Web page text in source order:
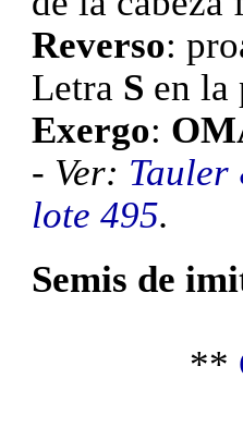
Reverso:
Letra S en la
Exergo:
- Ver: Tauler
lote 495.
Semis de
**